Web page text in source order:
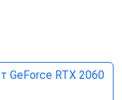
GeForce RTX 2060